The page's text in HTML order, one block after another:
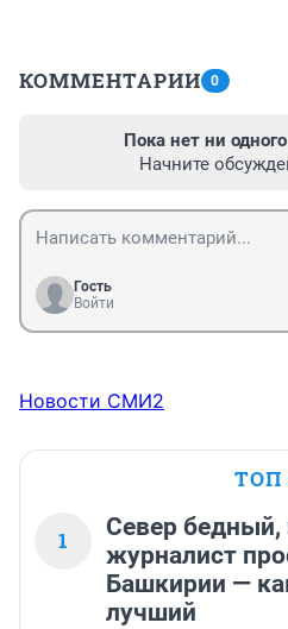
КОММЕНТАРИИ 0
Пока нет ни
Начните
Гость
Войти
Новости СМИ2
ТОП
1
Север бедный,
журналист
Башкирии —
лучший